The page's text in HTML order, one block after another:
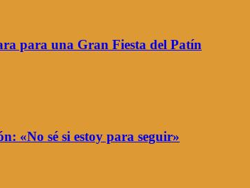
para una Gran Fiesta del Patín
«No sé si estoy para seguir»